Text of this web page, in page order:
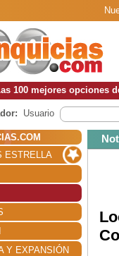
100 mejores opciones
Usuario
ESTRELLA
Y EXPANSIÓN